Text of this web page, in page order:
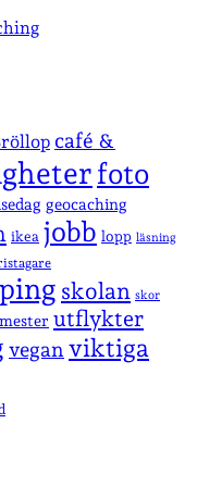
café &
foto
geocaching
ikea jobb lopp läsning
skolan skor
utflykter
vegan viktiga